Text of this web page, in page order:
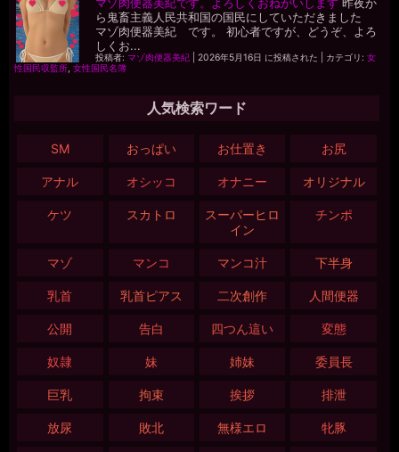
ら鬼畜主義人民共和国の国民にしていただきました
マゾ肉便器美紀 です。 初心者ですが、どうぞ、よろ
しくお...
投稿者:マゾ肉便器美紀 |2026年5月16日 に投稿された カテゴリ:女
性国民収監所,女性国民名簿
人気検索ワード
SM おっぱい お仕置き お尻
アナル オシッコ オナニー オリジナル
ケツ スカトロ
スーパーヒロ
イン
チンポ
マゾ マンコ マンコ汁 下半身
乳首 乳首ピアス 二次創作 人間便器
公開 告白 四つん這い 変態
奴隷 妹 姉妹 委員長
巨乳 拘束 挨拶 排泄
放尿 敗北 無様エロ 牝豚